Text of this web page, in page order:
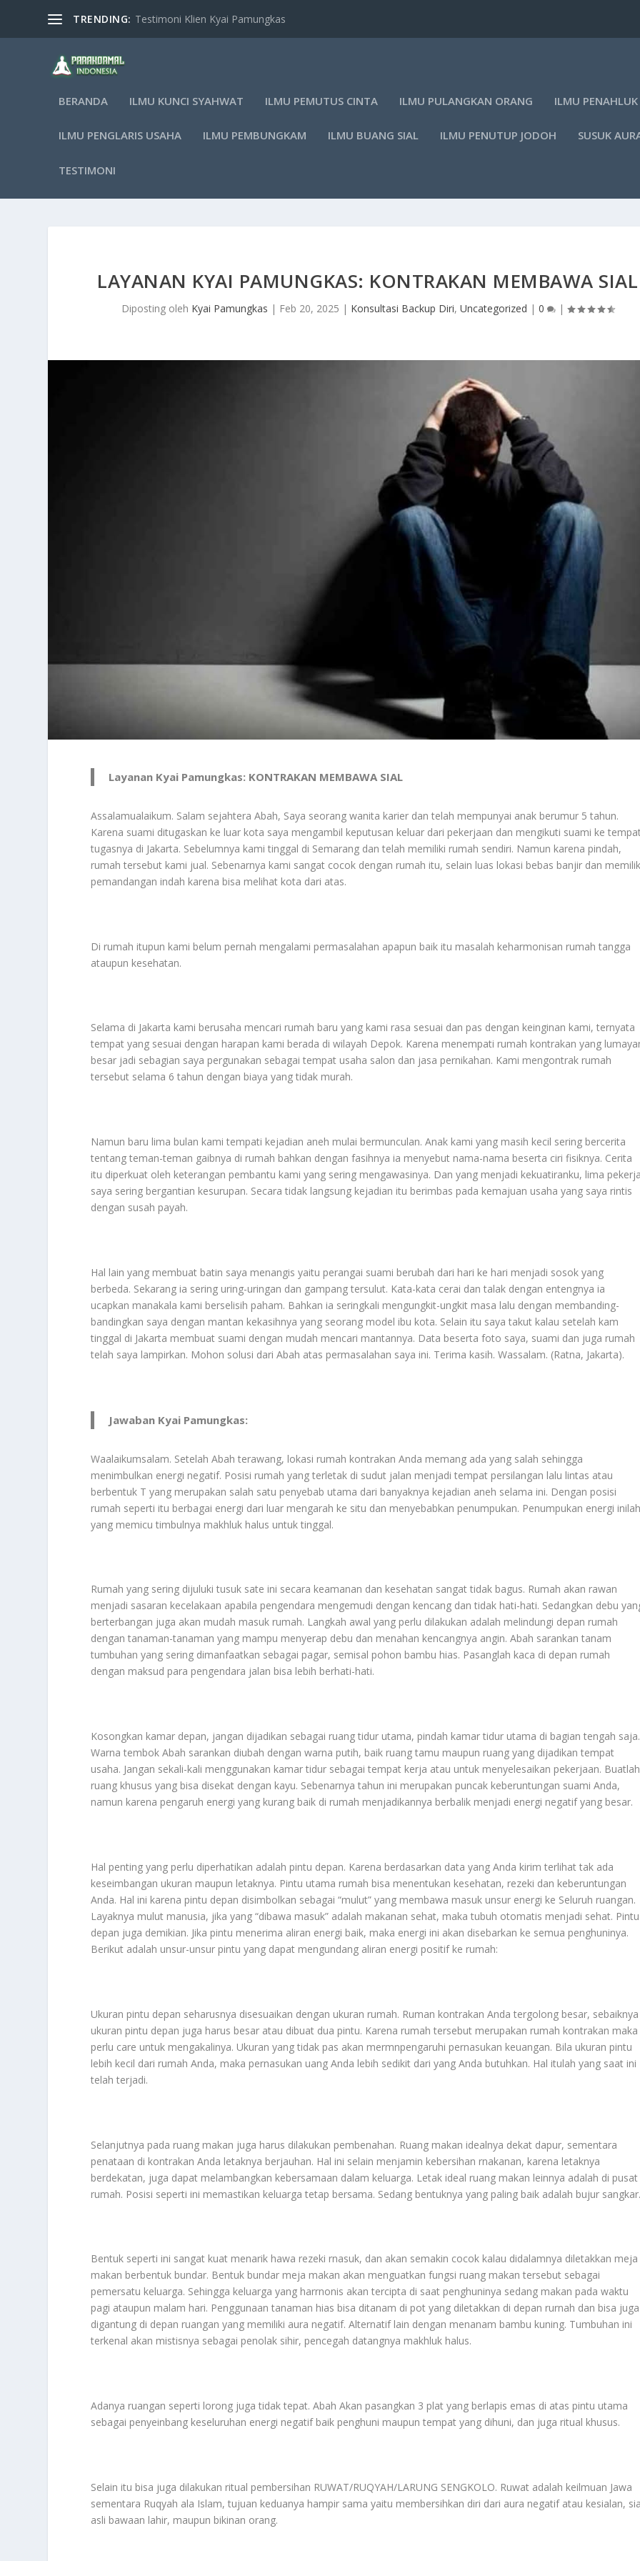
TRENDING: Testimoni Klien Kyai Pamungkas
BERANDA ILMU KUNCI SYAHWAT ILMU PEMUTUS CINTA ILMU PULANGKAN ORANG ILMU
ILMU PENGLARIS USAHA ILMU PEMBUNGKAM ILMU BUANG SIAL ILMU PENUTUP JODOH SUSUK
TESTIMONI
LAYANAN KYAI PAMUNGKAS: KONTRAKAN MEMBAWA SIAL
Diposting oleh Kyai Pamungkas | Feb 20, 2025 | Konsultasi Backup Diri, Uncategorized | 0 |
Layanan Kyai Pamungkas: KONTRAKAN MEMBAWA SIAL
Assalamualaikum. Salam sejahtera Abah, Saya seorang wanita karier dan telah mempunyai anak berumur 5 tahun.
Karena suami ditugaskan ke luar kota saya mengambil keputusan keluar dari pekerjaan dan mengikuti suami ke
tugasnya di Jakarta. Sebelumnya kami tinggal di Semarang dan telah memiliki rumah sendiri. Namun karena pindah,
rumah tersebut kami jual. Sebenarnya kami sangat cocok dengan rumah itu, selain luas lokasi bebas banjir dan
pemandangan indah karena bisa melihat kota dari atas.
Di rumah itupun kami belum pernah mengalami permasalahan apapun baik itu masalah keharmonisan rumah tangga
ataupun kesehatan.
Selama di Jakarta kami berusaha mencari rumah baru yang kami rasa sesuai dan pas dengan keinginan kami, ternyata
tempat yang sesuai dengan harapan kami berada di wilayah Depok. Karena menempati rumah kontrakan yang
besar jadi sebagian saya pergunakan sebagai tempat usaha salon dan jasa pernikahan. Kami mengontrak rumah
tersebut selama 6 tahun dengan biaya yang tidak murah.
Namun baru lima bulan kami tempati kejadian aneh mulai bermunculan. Anak kami yang masih kecil sering bercerita
tentang teman-teman gaibnya di rumah bahkan dengan fasihnya ia menyebut nama-nama beserta ciri fisiknya. Cerita
itu diperkuat oleh keterangan pembantu kami yang sering mengawasinya. Dan yang menjadi kekuatiranku, lima
saya sering bergantian kesurupan. Secara tidak langsung kejadian itu berimbas pada kemajuan usaha yang saya rintis
dengan susah payah.
Hal lain yang membuat batin saya menangis yaitu perangai suami berubah dari hari ke hari menjadi sosok yang
berbeda. Sekarang ia sering uring-uringan dan gampang tersulut. Kata-kata cerai dan talak dengan entengnya ia
ucapkan manakala kami berselisih paham. Bahkan ia seringkali mengungkit-ungkit masa lalu dengan membanding-
bandingkan saya dengan mantan kekasihnya yang seorang model ibu kota. Selain itu saya takut kalau setelah kam
tinggal di Jakarta membuat suami dengan mudah mencari mantannya. Data beserta foto saya, suami dan juga rumah
telah saya lampirkan. Mohon solusi dari Abah atas permasalahan saya ini. Terima kasih. Wassalam. (Ratna, Jakarta).
Jawaban Kyai Pamungkas:
Waalaikumsalam. Setelah Abah terawang, lokasi rumah kontrakan Anda memang ada yang salah sehingga
menimbulkan energi negatif. Posisi rumah yang terletak di sudut jalan menjadi tempat persilangan lalu lintas atau
berbentuk T yang merupakan salah satu penyebab utama dari banyaknya kejadian aneh selama ini. Dengan posisi
rumah seperti itu berbagai energi dari luar mengarah ke situ dan menyebabkan penumpukan. Penumpukan energi
yang memicu timbulnya makhluk halus untuk tinggal.
Rumah yang sering dijuluki tusuk sate ini secara keamanan dan kesehatan sangat tidak bagus. Rumah akan rawan
menjadi sasaran kecelakaan apabila pengendara mengemudi dengan kencang dan tidak hati-hati. Sedangkan debu
berterbangan juga akan mudah masuk rumah. Langkah awal yang perlu dilakukan adalah melindungi depan rumah
dengan tanaman-tanaman yang mampu menyerap debu dan menahan kencangnya angin. Abah sarankan tanam
tumbuhan yang sering dimanfaatkan sebagai pagar, semisal pohon bambu hias. Pasanglah kaca di depan rumah
dengan maksud para pengendara jalan bisa lebih berhati-hati.
Kosongkan kamar depan, jangan dijadikan sebagai ruang tidur utama, pindah kamar tidur utama di bagian tengah saja.
Warna tembok Abah sarankan diubah dengan warna putih, baik ruang tamu maupun ruang yang dijadikan tempat
usaha. Jangan sekali-kali menggunakan kamar tidur sebagai tempat kerja atau untuk menyelesaikan pekerjaan. Buatlah
ruang khusus yang bisa disekat dengan kayu. Sebenarnya tahun ini merupakan puncak keberuntungan suami Anda,
namun karena pengaruh energi yang kurang baik di rumah menjadikannya berbalik menjadi energi negatif yang besar.
Hal penting yang perlu diperhatikan adalah pintu depan. Karena berdasarkan data yang Anda kirim terlihat tak ada
keseimbangan ukuran maupun letaknya. Pintu utama rumah bisa menentukan kesehatan, rezeki dan keberuntungan
Anda. Hal ini karena pintu depan disimbolkan sebagai “mulut” yang membawa masuk unsur energi ke Seluruh ruangan.
Layaknya mulut manusia, jika yang “dibawa masuk” adalah makanan sehat, maka tubuh otomatis menjadi sehat. Pintu
depan juga demikian. Jika pintu menerima aliran energi baik, maka energi ini akan disebarkan ke semua penghuninya.
Berikut adalah unsur-unsur pintu yang dapat mengundang aliran energi positif ke rumah:
Ukuran pintu depan seharusnya disesuaikan dengan ukuran rumah. Ruman kontrakan Anda tergolong besar, sebaiknya
ukuran pintu depan juga harus besar atau dibuat dua pintu. Karena rumah tersebut merupakan rumah kontrakan maka
perlu care untuk mengakalinya. Ukuran yang tidak pas akan mermnpengaruhi pernasukan keuangan. Bila ukuran pintu
lebih kecil dari rumah Anda, maka pernasukan uang Anda lebih sedikit dari yang Anda butuhkan. Hal itulah yang saat ini
telah terjadi.
Selanjutnya pada ruang makan juga harus dilakukan pembenahan. Ruang makan idealnya dekat dapur, sementara
penataan di kontrakan Anda letaknya berjauhan. Hal ini selain menjamin kebersihan rnakanan, karena letaknya
berdekatan, juga dapat melambangkan kebersamaan dalam keluarga. Letak ideal ruang makan leinnya adalah di pusat
rumah. Posisi seperti ini memastikan keluarga tetap bersama. Sedang bentuknya yang paling baik adalah bujur
Bentuk seperti ini sangat kuat menarik hawa rezeki rnasuk, dan akan semakin cocok kalau didalamnya diletakkan meja
makan berbentuk bundar. Bentuk bundar meja makan akan menguatkan fungsi ruang makan tersebut sebagai
pemersatu keluarga. Sehingga keluarga yang harrnonis akan tercipta di saat penghuninya sedang makan pada waktu
pagi ataupun malam hari. Penggunaan tanaman hias bisa ditanam di pot yang diletakkan di depan rurnah dan bisa juga
digantung di depan ruangan yang memiliki aura negatif. Alternatif lain dengan menanam bambu kuning. Tumbuhan ini
terkenal akan mistisnya sebagai penolak sihir, pencegah datangnya makhluk halus.
Adanya ruangan seperti lorong juga tidak tepat. Abah Akan pasangkan 3 plat yang berlapis emas di atas pintu utama
sebagai penyeinbang keseluruhan energi negatif baik penghuni maupun tempat yang dihuni, dan juga ritual khusus.
Selain itu bisa juga dilakukan ritual pembersihan RUWAT/RUQYAH/LARUNG SENGKOLO. Ruwat adalah keilmuan Jawa
sementara Ruqyah ala Islam, tujuan keduanya hampir sama yaitu membersihkan diri dari aura negatif atau kesialan,
asli bawaan lahir, maupun bikinan orang.